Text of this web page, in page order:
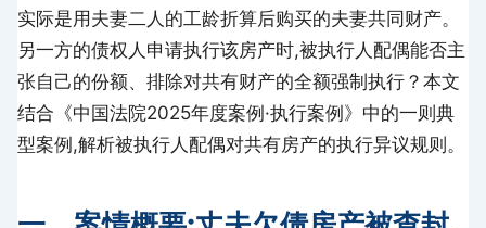
实际是用夫妻二人的工龄折算后购买的夫妻共同财产。
另一方的债权人申请执行该房产时,被执行人配偶能否主
张自己的份额、排除对共有财产的全额强制执行？本文
结合《中国法院2025年度案例·执行案例》中的一则典
型案例,解析被执行人配偶对共有房产的执行异议规则。